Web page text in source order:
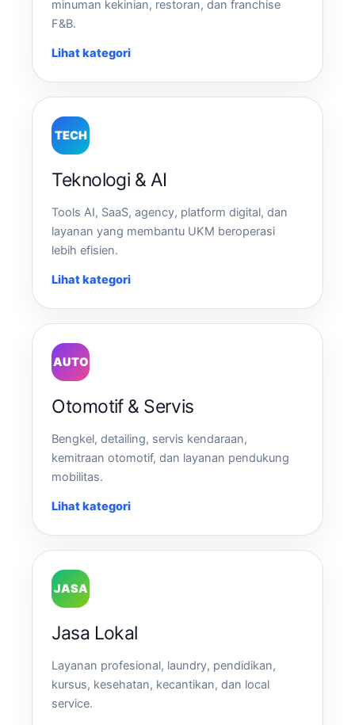
minuman kekinian, restoran, dan franchise
F&B.
Lihat kategori
TECH
Teknologi & AI
Tools AI, SaaS, agency, platform digital, dan
layanan yang membantu UKM beroperasi
lebih efisien.
Lihat kategori
AUTO
Otomotif & Servis
Bengkel, detailing, servis kendaraan,
kemitraan otomotif, dan layanan pendukung
mobilitas.
Lihat kategori
JASA
Jasa Lokal
Layanan profesional, laundry, pendidikan,
kursus, kesehatan, kecantikan, dan local
service.